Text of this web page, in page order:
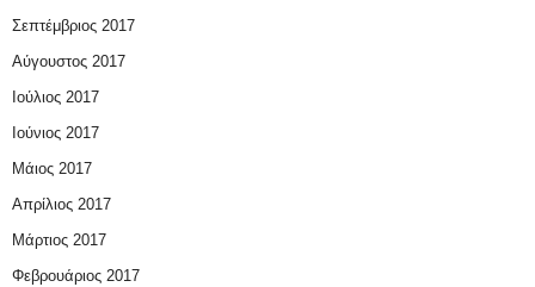
Σεπτέμβριος 2017
Αύγουστος 2017
Ιούλιος 2017
Ιούνιος 2017
Μάιος 2017
Απρίλιος 2017
Μάρτιος 2017
Φεβρουάριος 2017